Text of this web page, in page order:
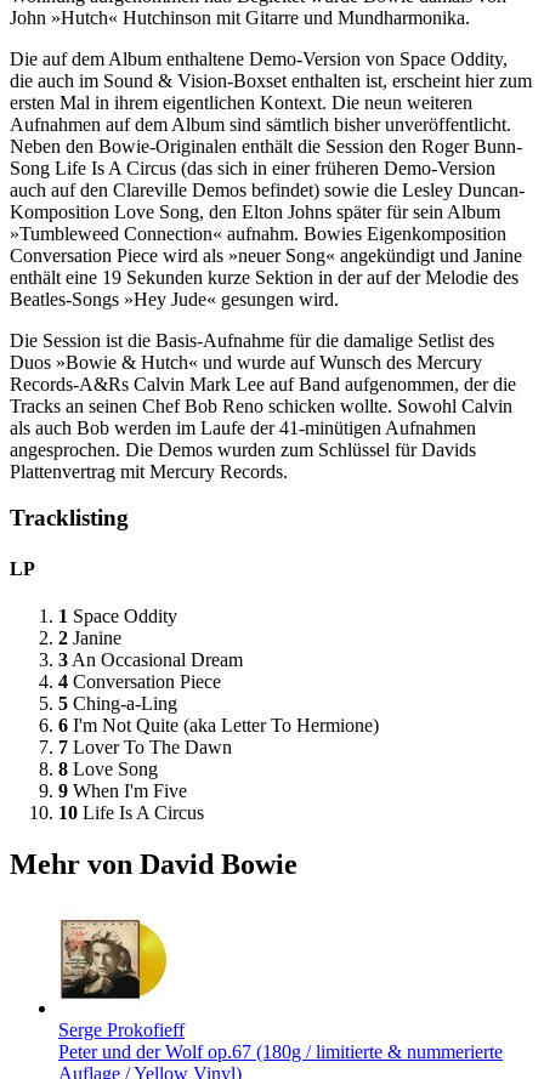
John »Hutch« Hutchinson mit Gitarre und Mundharmonika.
Die auf dem Album enthaltene Demo-Version von Space Oddity,
die auch im Sound & Vision-Boxset enthalten ist, erscheint hier zum
ersten Mal in ihrem eigentlichen Kontext. Die neun weiteren
Aufnahmen auf dem Album sind sämtlich bisher unveröffentlicht.
Neben den Bowie-Originalen enthält die Session den Roger Bunn-
Song Life Is A Circus (das sich in einer früheren Demo-Version
auch auf den Clareville Demos befindet) sowie die Lesley Duncan-
Komposition Love Song, den Elton Johns später für sein Album
»Tumbleweed Connection« aufnahm. Bowies Eigenkomposition
Conversation Piece wird als »neuer Song« angekündigt und Janine
enthält eine 19 Sekunden kurze Sektion in der auf der Melodie des
Beatles-Songs »Hey Jude« gesungen wird.
Die Session ist die Basis-Aufnahme für die damalige Setlist des
Duos »Bowie & Hutch« und wurde auf Wunsch des Mercury
Records-A&Rs Calvin Mark Lee auf Band aufgenommen, der die
Tracks an seinen Chef Bob Reno schicken wollte. Sowohl Calvin
als auch Bob werden im Laufe der 41-minütigen Aufnahmen
angesprochen. Die Demos wurden zum Schlüssel für Davids
Plattenvertrag mit Mercury Records.
Tracklisting
LP
1 Space Oddity
2 Janine
3 An Occasional Dream
4 Conversation Piece
5 Ching-a-Ling
6 I'm Not Quite (aka Letter To Hermione)
7 Lover To The Dawn
8 Love Song
9 When I'm Five
10 Life Is A Circus
Mehr von David Bowie
Serge Prokofieff
Peter und der Wolf op.67 (180g / limitierte & nummerierte
Auflage / Yellow Vinyl)